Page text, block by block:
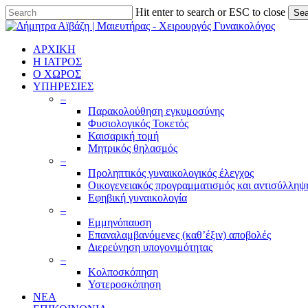
Skip
to
content
Hit enter to search or ESC to close
Close
ΑΡΧΙΚΗ
Η ΙΑΤΡΟΣ
Ο ΧΩΡΟΣ
ΥΠΗΡΕΣΙΕΣ
–
Παρακολούθηση εγκυμοσύνης
Φυσιολογικός Τοκετός
Καισαρική τομή
Μητρικός θηλασμός
–
Προληπτικός γυναικολογικός έλεγχος
Οικογενειακός προγραμματισμός και
Εφηβική γυναικολογία
–
Εμμηνόπαυση
Επαναλαμβανόμενες (καθ’έξιν) αποβολές
Διερεύνηση υπογονιμότητας
–
Κολποσκόπηση
Υστεροσκόπηση
ΝΕΑ